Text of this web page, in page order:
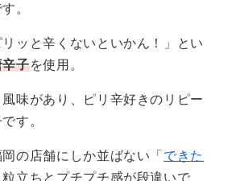
。
リッと辛くないといかん！」とい
辛子を使用。
味があり、ピリ辛好きのリピー
す。
の店舗にしか並ばない「 できた
粒立ちとプチプチ感が段違いで